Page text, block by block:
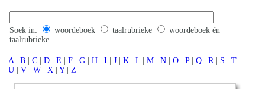
Soek in: woordeboek taalrubrieke
woordeboek én
taalrubrieke
A | B | C | D | E | F | G | H | I | J | K | L | M | N | O | P | Q | R | S | T |
U | V | W | X | Y | Z